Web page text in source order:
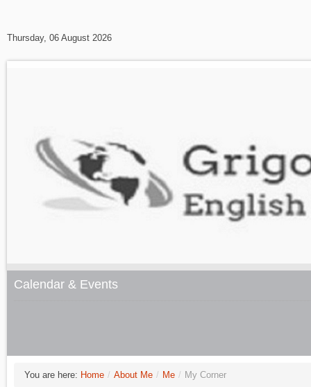
Thursday, 06 August 2026
Calendar & Events
You are here: Home / About Me / Me / My Corner